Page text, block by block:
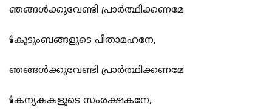
ഞങ്ങൾക്കുവേണ്ടി പ്രാർത്ഥിക്കണമേ
🕯️കുടുംബങ്ങളുടെ പിതാമഹനേ,
ഞങ്ങൾക്കുവേണ്ടി പ്രാർത്ഥിക്കണമേ
🕯️കന്യകകളുടെ സംരക്ഷകനേ,